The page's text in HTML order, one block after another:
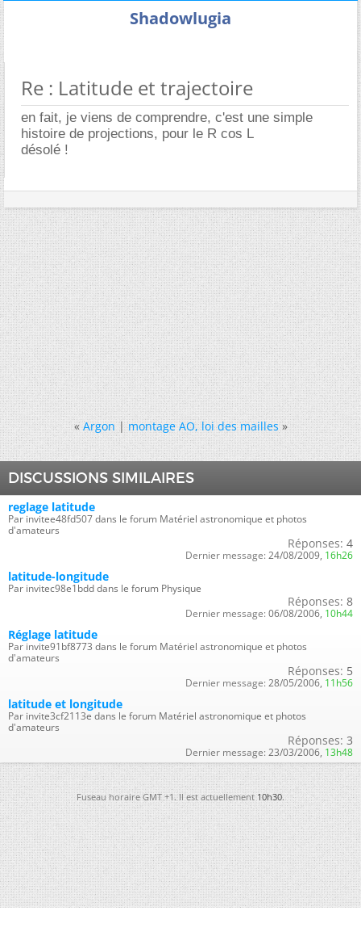
Shadowlugia
Re : Latitude et trajectoire
en fait, je viens de comprendre, c'est une simple
histoire de projections, pour le R cos L
désolé !
« Argon|montage AO, loi des mailles »
DISCUSSIONS SIMILAIRES
reglage latitude
Par invitee48fd507 dans le forum Matériel astronomique et photos
d'amateurs
Réponses: 4
Dernier message: 24/08/2009, 16h26
latitude-longitude
Par invitec98e1bdd dans le forum Physique
Réponses: 8
Dernier message: 06/08/2006, 10h44
Réglage latitude
Par invite91bf8773 dans le forum Matériel astronomique et photos
d'amateurs
Réponses: 5
Dernier message: 28/05/2006, 11h56
latitude et longitude
Par invite3cf2113e dans le forum Matériel astronomique et photos
d'amateurs
Réponses: 3
Dernier message: 23/03/2006, 13h48
Fuseau horaire GMT +1. Il est actuellement10h30.